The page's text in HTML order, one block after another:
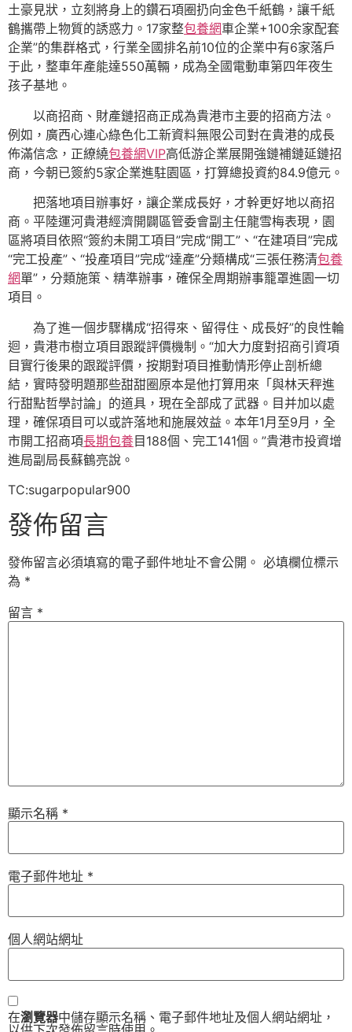
土豪見狀，立刻將身上的鑽石項圈扔向金色千紙鶴，讓千紙
鶴攜帶上物質的誘惑力。17家整包養網車企業+100余家配套
企業”的集群格式，行業全國排名前10位的企業中有6家落戶
于此，整車年產能達550萬輛，成為全國電動車第四年夜生
孩子基地。
以商招商、財產鏈招商正成為貴港市主要的招商方法。
例如，廣西心連心綠色化工新資料無限公司對在貴港的成長
佈滿信念，正繚繞包養網VIP高低游企業展開強鏈補鏈延鏈招
商，今朝已簽約5家企業進駐園區，打算總投資約84.9億元。
把落地項目辦事好，讓企業成長好，才幹更好地以商招
商。平陸運河貴港經濟開闢區管委會副主任龍雪梅表現，園
區將項目依照“簽約未開工項目”完成“開工”、“在建項目”完成
“完工投產”、“投產項目”完成“達產”分類構成“三張任務清包養
網單”，分類施策、精準辦事，確保全周期辦事籠罩進園一切
項目。
為了進一個步驟構成“招得來、留得住、成長好”的良性輪
迴，貴港市樹立項目跟蹤評價機制。“加大力度對招商引資項
目實行後果的跟蹤評價，按期對項目推動情形停止剖析總
結，實時發明題那些甜甜圈原本是他打算用來「與林天秤進
行甜點哲學討論」的道具，現在全部成了武器。目并加以處
理，確保項目可以或許落地和施展效益。本年1月至9月，全
市開工招商項長期包養目188個、完工141個。”貴港市投資增
進局副局長蘇鶴亮說。
TC:sugarpopular900
發佈留言
發佈留言必須填寫的電子郵件地址不會公開。 必填欄位標示
為 *
留言 *
顯示名稱 *
電子郵件地址 *
個人網站網址
在瀏覽器中儲存顯示名稱、電子郵件地址及個人網站網址，